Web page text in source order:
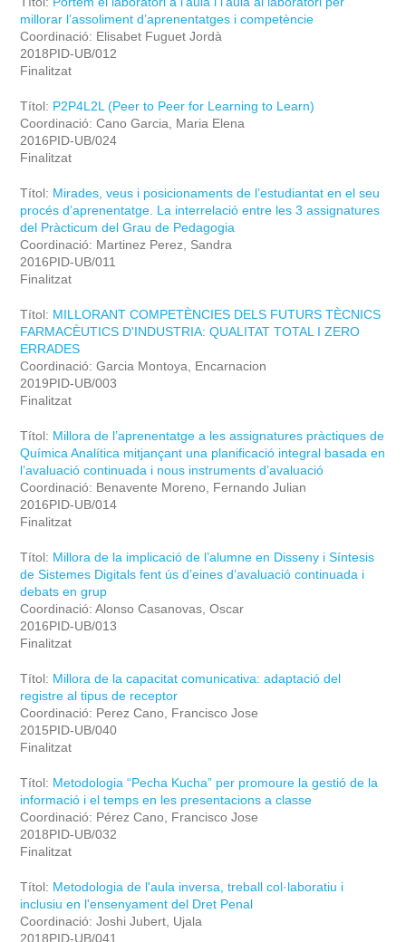
millorar l’assoliment d’aprenentatges i competèncie
Coordinació: Elisabet Fuguet Jordà
2018PID-UB/012
Finalitzat
Títol: P2P4L2L (Peer to Peer for Learning to Learn)
Coordinació: Cano Garcia, Maria Elena
2016PID-UB/024
Finalitzat
Títol: Mirades, veus i posicionaments de l’estudiantat en el seu
procés d’aprenentatge. La interrelació entre les 3 assignatures
del Pràcticum del Grau de Pedagogia
Coordinació: Martinez Perez, Sandra
2016PID-UB/011
Finalitzat
Títol: MILLORANT COMPETÈNCIES DELS FUTURS TÈCNICS
FARMACÈUTICS D'INDUSTRIA: QUALITAT TOTAL I ZERO
ERRADES
Coordinació: Garcia Montoya, Encarnacion
2019PID-UB/003
Finalitzat
Títol: Millora de l’aprenentatge a les assignatures pràctiques de
Química Analítica mitjançant una planificació integral basada en
l’avaluació continuada i nous instruments d’avaluació
Coordinació: Benavente Moreno, Fernando Julian
2016PID-UB/014
Finalitzat
Títol: Millora de la implicació de l’alumne en Disseny i Síntesis
de Sistemes Digitals fent ús d’eines d’avaluació continuada i
debats en grup
Coordinació: Alonso Casanovas, Oscar
2016PID-UB/013
Finalitzat
Títol: Millora de la capacitat comunicativa: adaptació del
registre al tipus de receptor
Coordinació: Perez Cano, Francisco Jose
2015PID-UB/040
Finalitzat
Títol: Metodologia “Pecha Kucha” per promoure la gestió de la
informació i el temps en les presentacions a classe
Coordinació: Pérez Cano, Francisco Jose
2018PID-UB/032
Finalitzat
Títol: Metodologia de l'aula inversa, treball col·laboratiu i
inclusiu en l'ensenyament del Dret Penal
Coordinació: Joshi Jubert, Ujala
2018PID-UB/041